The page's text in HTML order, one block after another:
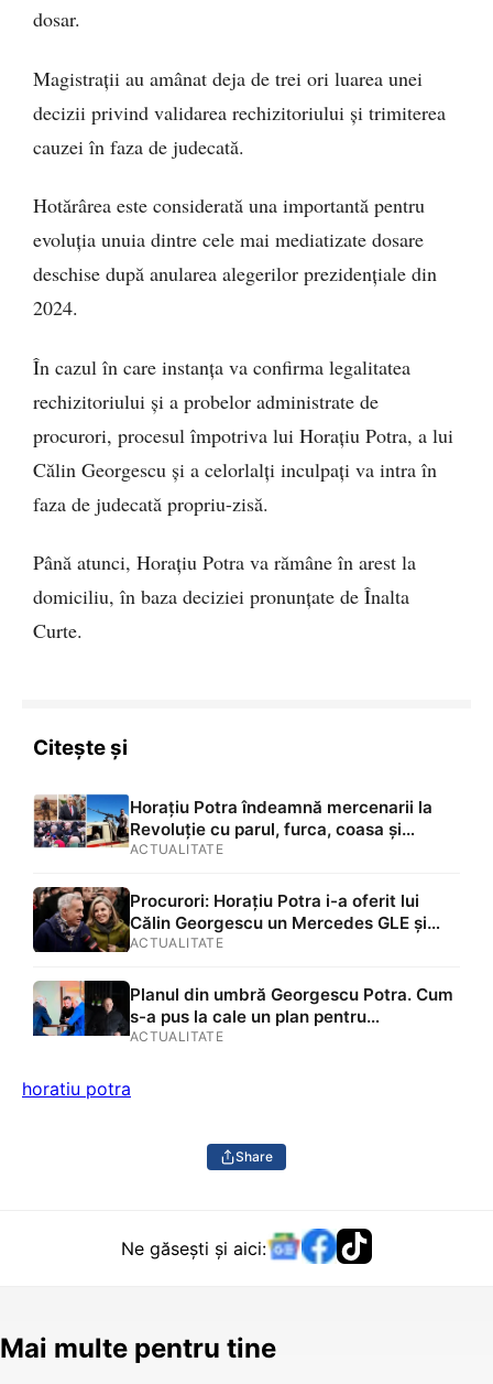
dosar.
Magistrații au amânat deja de trei ori luarea unei
decizii privind validarea rechizitoriului și trimiterea
cauzei în faza de judecată.
Hotărârea este considerată una importantă pentru
evoluția unuia dintre cele mai mediatizate dosare
deschise după anularea alegerilor prezidențiale din
2024.
În cazul în care instanța va confirma legalitatea
rechizitoriului și a probelor administrate de
procurori, procesul împotriva lui Horațiu Potra, a lui
Călin Georgescu și a celorlalți inculpați va intra în
faza de judecată propriu-zisă.
Până atunci, Horațiu Potra va rămâne în arest la
domiciliu, în baza deciziei pronunțate de Înalta
Curte.
Citește și
Horațiu Potra îndeamnă mercenarii la
Revoluție cu parul, furca, coasa și
toporul: „Cei care au arme, sa iasă cu
muri pe front în Ukraina pentru gloria
hoților”
ACTUALITATE
Procurori: Horațiu Potra i-a oferit lui
Călin Georgescu un Mercedes GLE și
bani în numerar FOTO
ACTUALITATE
Planul din umbră Georgescu Potra. Cum
s-a pus la cale un plan pentru
destabilizarea statului după anularea
ACTUALITATE
horatiu potra
Share
Ne găsești și aici:
Mai multe pentru tine